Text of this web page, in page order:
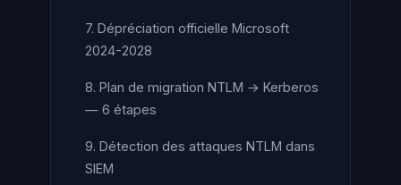
7. Dépréciation officielle Microsoft
2024-2028
8. Plan de migration NTLM → Kerberos
— 6 étapes
9. Détection des attaques NTLM dans
SIEM